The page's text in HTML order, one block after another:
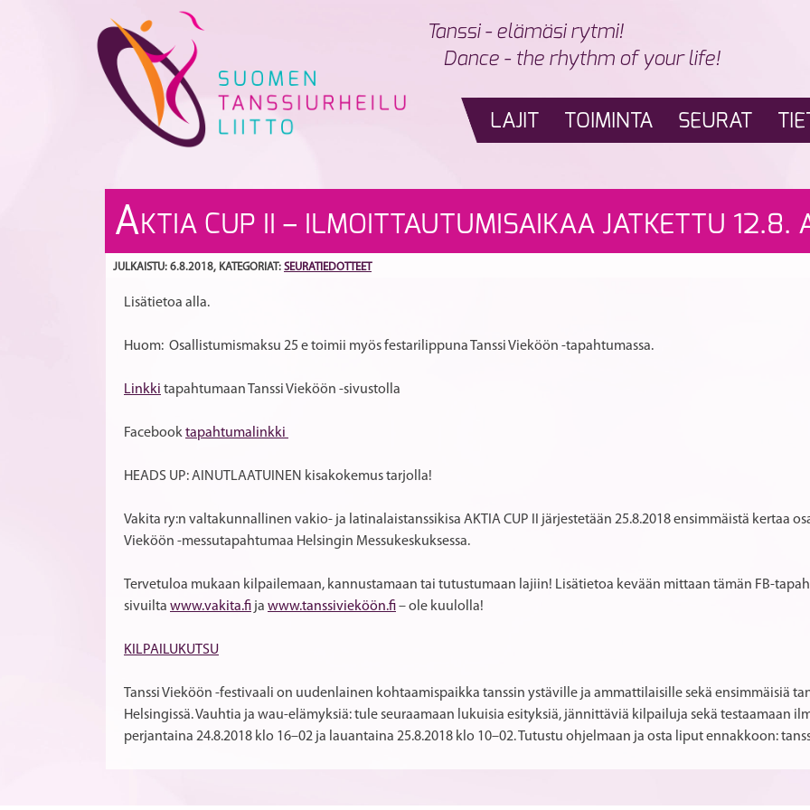
Tanssi - elämäsi rytmi!
Dance - the rhythm of your life!
LAJIT TOIMINTA SEURAT
A KTIA CUP II – ILMOITTAUTUMISAIKAA JATKETTU 12.8.
JULKAISTU: 6.8.2018, KATEGORIAT: SEURATIEDOTTEET
Lisätietoa alla.
Huom: Osallistumismaksu 25 e toimii myös festarilippuna Tanssi Vieköön -tapahtumassa.
Linkki tapahtumaan Tanssi Vieköön -sivustolla
Facebooktapahtumalinkki
HEADS UP: AINUTLAATUINEN kisakokemus tarjolla!
Vakita ry:n valtakunnallinen vakio- ja latinalaistanssikisa AKTIA CUP II järjestetään 25.8.2018 ensimmäistä kertaa
Vieköön -messutapahtumaa Helsingin Messukeskuksessa.
Tervetuloa mukaan kilpailemaan, kannustamaan tai tutustumaan lajiin! Lisätietoa kevään mittaan tämän FB-
sivuilta www.vakita.fi ja www.tanssivieköön.fi– ole kuulolla!
KILPAILUKUTSU
Tanssi Vieköön -festivaali on uudenlainen kohtaamispaikka tanssin ystäville ja ammattilaisille sekä ensimmäisiä
Helsingissä. Vauhtia ja wau-elämyksiä: tule seuraamaan lukuisia esityksiä, jännittäviä kilpailuja sekä testaamaan
perjantaina 24.8.2018 klo 16–02 ja lauantaina 25.8.2018 klo 10–02. Tutustu ohjelmaan ja osta liput ennakkoon: